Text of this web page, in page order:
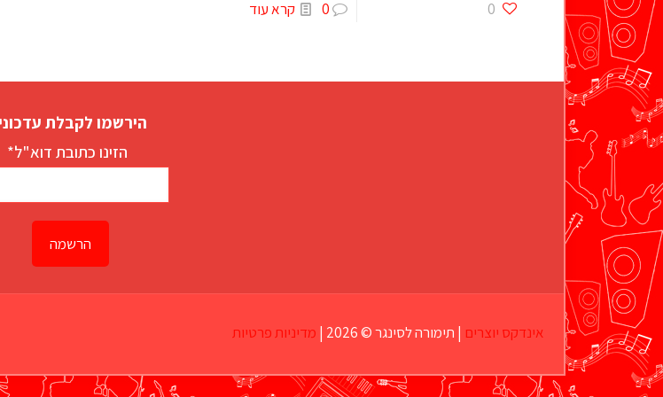
0
0 קרא עוד
הירשמו לקבלת
הזינו כתובת דוא"ל*
אינדקס יוצרים | תימורה לסינגר © 2026 | מדיניות פרטיות